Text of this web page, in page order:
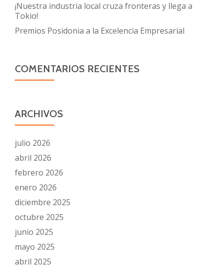
¡Nuestra industria local cruza fronteras y llega a
Tokio!
Premios Posidonia a la Excelencia Empresarial
COMENTARIOS RECIENTES
ARCHIVOS
julio 2026
abril 2026
febrero 2026
enero 2026
diciembre 2025
octubre 2025
junio 2025
mayo 2025
abril 2025